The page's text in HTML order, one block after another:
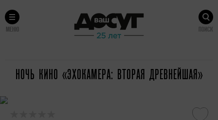
МЕНЮ ПОИСК
НОЧЬ КИНО «ЭХОКАМЕРА: ВТОРАЯ ДРЕВНЕЙШАЯ»